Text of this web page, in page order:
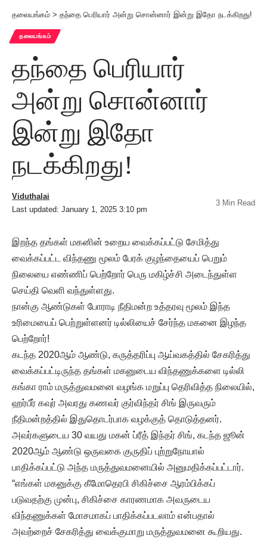
தலையங்கம் > தந்தை பெரியார் அன்று சொன்னார் இன்று இதோ நடக்கிறது!
தலையங்கம்
தந்தை பெரியார்
அன்று சொன்னார்
இன்று இதோ
நடக்கிறது!
Last updated: January 1, 2025 3:10 pm
Viduthalai
3 Min Read
இறந்த தங்கள் மகனின் உறைய வைக்கப்பட்டு சேமித்து
வைக்கப்பட்ட விந்தணு மூலம் பேரக் குழந்தையைப் பெறும்
நிலையை எண்ணிப் பெற்றோர் பெரு மகிழ்ச்சி அடைந்துள்ள
செய்தி வெளி வந்துள்ளது.
நான்கு ஆண்டுகள் போராடி நீதிமன்ற உத்தரவு மூலம் இந்த
உரிமையைப் பெற்றுள்ளனர் டில்லியைச் சேர்ந்த மகனை இழந்த
பெற்றோர்!
கடந்த 2020ஆம் ஆண்டு, கருத்தரிப்பு ஆய்வகத்தில் சேகரித்து
வைக்கப்பட்டிருந்த தங்கள் மகனுடைய விந்தணுக்களை டில்லி
கங்கா ராம் மருத்துவமனை வழங்க மறுப்பு தெரிவித்த நிலையில்,
ஹர்பீர் கவுர் அவரது கணவர் குர்விந்தர் சிங் இருவரும்
நீதிமன்றத்தில் இதுதொடர்பாக வழக்குத் தொடுத்தனர்.
அவர்களுடைய 30 வயது மகன் ப்ரீத் இந்தர் சிங், கடந்த ஜூன்
2020ஆம் ஆண்டு ஒருவகை குருதிப் புற்றுநோயால்
பாதிக்கப்பட்டு அந்த மருத்துவமனையில் அனுமதிக்கப்பட்டார்.
“எங்கள் மகனுக்கு கீமோதெரபி சிகிச்சை ஆரம்பிக்கப்
படுவதற்கு முன்பு, சிகிச்சை காரணமாக அவருடைய
விந்தணுக்கள் மோசமாகப் பாதிக்கப்படலாம் என்பதால்
அவற்றைச் சேகரித்து வைக்குமாறு மருத்துவமனை கூறியது.